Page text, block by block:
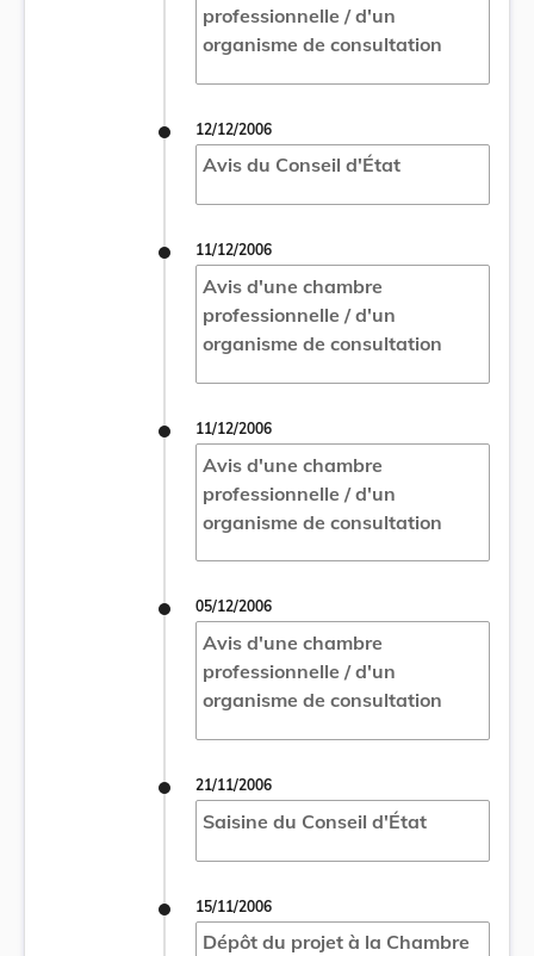
professionnelle / d'un
organisme de consultation
12/12/2006
Avis du Conseil d'État
11/12/2006
Avis d'une chambre
professionnelle / d'un
organisme de consultation
11/12/2006
Avis d'une chambre
professionnelle / d'un
organisme de consultation
05/12/2006
Avis d'une chambre
professionnelle / d'un
organisme de consultation
21/11/2006
Saisine du Conseil d'État
15/11/2006
Dépôt du projet à la Chambre